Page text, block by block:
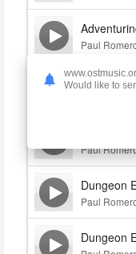
Paul
Paul
Dungeon
Paul
Dungeon
Would like to